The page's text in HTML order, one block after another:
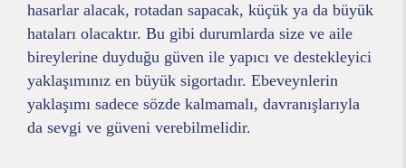
hasarlar alacak, rotadan sapacak, küçük ya da büyük
hataları olacaktır. Bu gibi durumlarda size ve aile
bireylerine duyduğu güven ile yapıcı ve destekleyici
yaklaşımınız en büyük sigortadır. Ebeveynlerin
yaklaşımı sadece sözde kalmamalı, davranışlarıyla
da sevgi ve güveni verebilmelidir.